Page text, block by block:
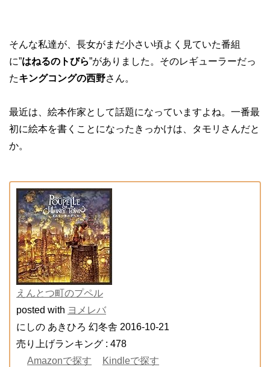
そんな私達が、長女がまだ小さい頃よく見ていた番組
に”はねるのトびら”がありました。そのレギューラーだっ
たキングコングの西野さん。
最近は、絵本作家として話題になっていますよね。一番最
初に絵本を書くことになったきっかけは、タモリさんだと
か。
えんとつ町のプペル
posted with ヨメレバ
にしの あきひろ 幻冬舎 2016-10-21
売り上げランキング : 478
Amazonで探す
Kindleで探す